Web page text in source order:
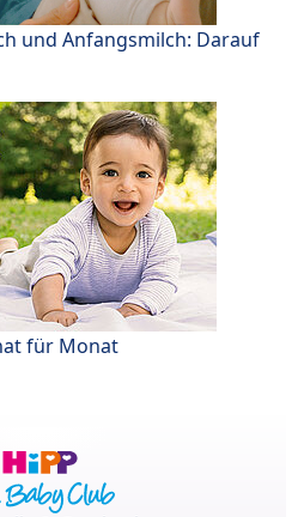
und Anfangsmilch: Darauf
für Monat